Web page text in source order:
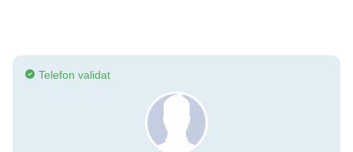
Telefon validat